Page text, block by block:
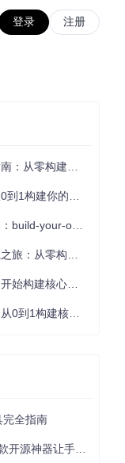
登录 注册
构建技术能力体系
你的编程知识体系
x项目的实践探索指南
构建你的技术世界
心系统的实践指南
核心系统的实践指南
完全指南